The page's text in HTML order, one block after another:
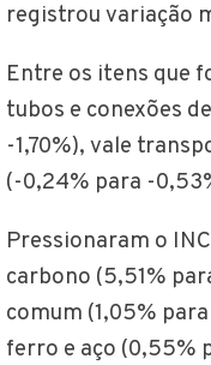
registrou variação
Entre os itens que
tubos e conexões
-1,70%), vale
(-0,24% para -
Pressionaram o
carbono (5,51%
comum (1,05%
ferro e aço (0,55%